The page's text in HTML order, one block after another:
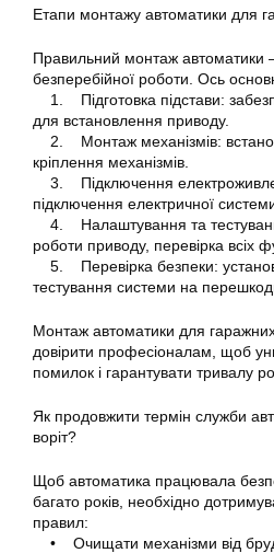
Етапи монтажу автоматики для
Правильний монтаж автоматики
безперебійної роботи. Ось
1. Підготовка підстави:
для встановлення приводу.
2. Монтаж механізмів:
кріплення механізмів.
3. Підключення
підключення електричної
4. Налаштування та
роботи приводу, перевірка всіх
5. Перевірка безпеки:
тестування системи на
Монтаж автоматики для
довірити професіоналам, щоб
помилок і гарантувати тривалу
Як продовжити термін служби
воріт?
Щоб автоматика працювала
багато років, необхідно
правил:
• Очищати механізми від